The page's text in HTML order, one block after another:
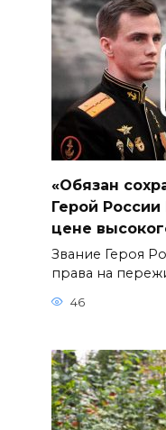
«Обязан
Герой
цене
Звание Героя
права на
46